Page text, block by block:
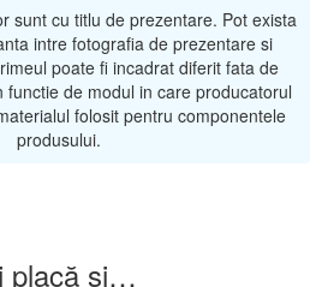
sunt cu titlu de prezentare. Pot exista
intre fotografia de prezentare si
poate fi incadrat diferit fata de
functie de modul in care producatorul
folosit pentru componentele
produsului.
placă și…